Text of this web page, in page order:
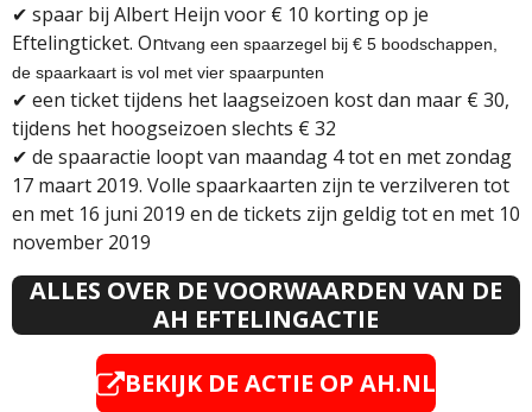
✔ spaar bij Albert Heijn voor € 10 korting op je
Eftelingticket. Ontvang een spaarzegel bij € 5 boodschappen,
de spaarkaart is vol met vier spaarpunten
✔ een ticket tijdens het laagseizoen kost dan maar € 30,
tijdens het hoogseizoen slechts € 32
✔ de spaaractie loopt van maandag 4 tot en met zondag
17 maart 2019. Volle spaarkaarten zijn te verzilveren tot
en met 16 juni 2019 en de tickets zijn geldig tot en met 10
november 2019
ALLES OVER DE VOORWAARDEN VAN DE
AH EFTELINGACTIE
BEKIJK DE ACTIE OP AH.NL